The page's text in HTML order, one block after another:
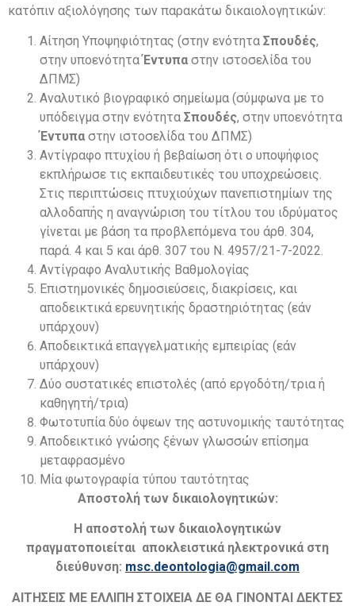
κατόπιν αξιολόγησης των παρακάτω δικαιολογητικών:
Αίτηση Υποψηφιότητας (στην ενότητα Σπουδές,
στην υποενότηταΈντυπα στην ιστοσελίδα του
ΔΠΜΣ)
Αναλυτικό βιογραφικό σημείωμα (σύμφωνα με το
υπόδειγμα στην ενότητα Σπουδές, στην υποενότητα
Έντυπα στην ιστοσελίδα του ΔΠΜΣ)
Αντίγραφο πτυχίου ή βεβαίωση ότι ο υποψήφιος
εκπλήρωσε τις εκπαιδευτικές του υποχρεώσεις.
Στις περιπτώσεις πτυχιούχων πανεπιστημίων της
αλλοδαπής η αναγνώριση του τίτλου του ιδρύματος
γίνεται με βάση τα προβλεπόμενα του άρθ. 304,
παρά. 4 και 5 και άρθ. 307 του Ν. 4957/21-7-2022.
Αντίγραφο Αναλυτικής Βαθμολογίας
Επιστημονικές δημοσιεύσεις, διακρίσεις, και
αποδεικτικά ερευνητικής δραστηριότητας (εάν
υπάρχουν)
Αποδεικτικά επαγγελματικής εμπειρίας (εάν
υπάρχουν)
Δύο συστατικές επιστολές (από εργοδότη/τρια ή
καθηγητή/τρια)
Φωτοτυπία δύο όψεων της αστυνομικής ταυτότητας
Αποδεικτικό γνώσης ξένων γλωσσών επίσημα
μεταφρασμένο
Μία φωτογραφία τύπου ταυτότητας
Αποστολή των δικαιολογητικών:
Η αποστολή των δικαιολογητικών
πραγματοποιείται αποκλειστικά ηλεκτρονικά στη
διεύθυνση: msc.deontologia@gmail.com
ΑΙΤΗΣΕΙΣ ΜΕ ΕΛΛΙΠΗ ΣΤΟΙΧΕΙΑ ΔΕ ΘΑ ΓΙΝΟΝΤΑΙ ΔΕΚΤΕΣ